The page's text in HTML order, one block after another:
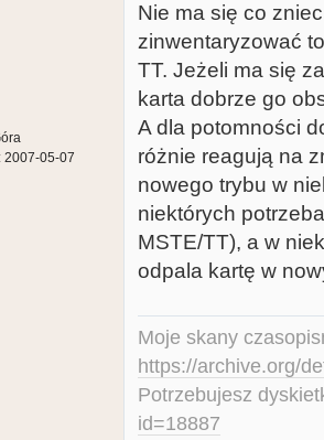
2007-05-07
Nie ma się co
zinwentaryzować
TT. Jeżeli ma się
karta dobrze go
A dla potomności
różnie reagują na
nowego trybu w
niektórych
MSTE/TT), a w
odpala kartę w
Moje skany
https://archive.org/
Potrzebujesz
id=18887